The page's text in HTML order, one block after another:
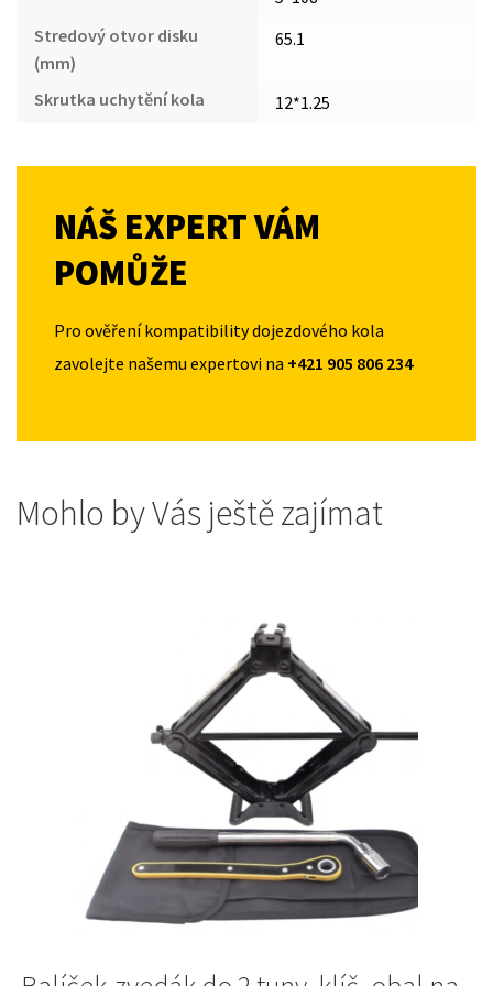
Stredový otvor disku
(mm)
65.1
Skrutka uchytění kola 12*1.25
NÁŠ EXPERT VÁM
POMŮŽE
Pro ověření kompatibility dojezdového kola
zavolejte našemu expertovi na +421 905 806 234
Mohlo by Vás ještě zajímat